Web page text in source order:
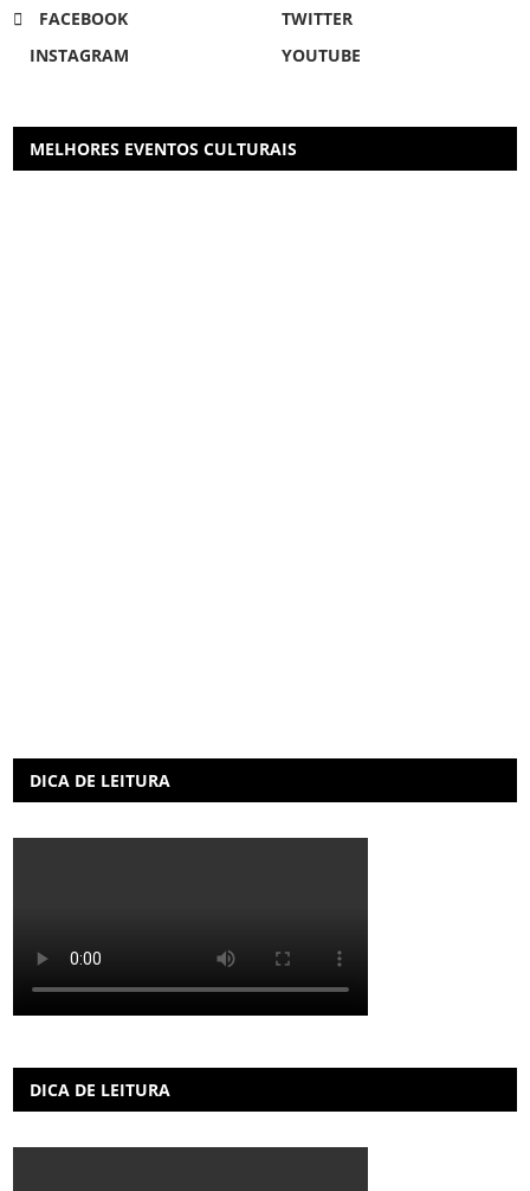
FACEBOOK
TWITTER
INSTAGRAM
YOUTUBE
MELHORES EVENTOS CULTURAIS
DICA DE LEITURA
DICA DE LEITURA